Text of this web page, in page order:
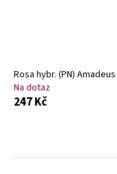
Rosa hybr. (PN) Amadeus
Na dotaz
247 Kč